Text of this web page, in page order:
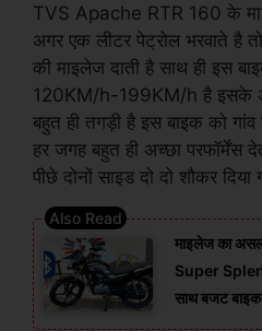
TVS Apache RTR 160 के
अगर एक लीटर पेट्रोल भरवाते है
की माइलेज दाती है साथ ही इस
120KM/h-199KM/h है इसके
बहुत ही तगड़ी है इस बाइक को
हर जगह बहुत ही अच्छा परफॉर्मेंस
पीछे दोनों साइड दो दो शौकर दिया
माइलेज का
Super
साथ बजट